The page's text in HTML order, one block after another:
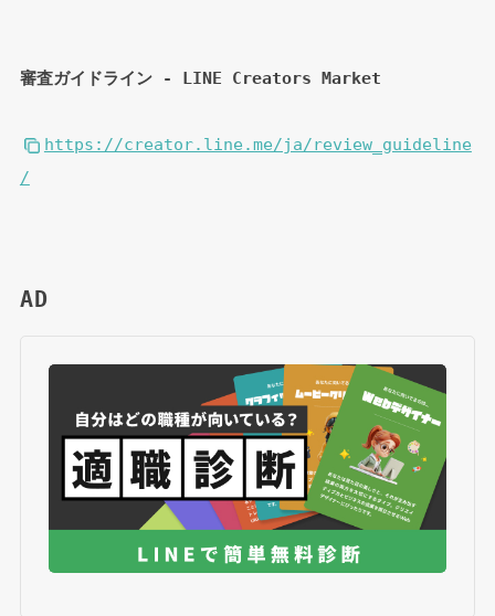
審査ガイドライン - LINE Creators Market
https://creator.line.me/ja/review_guideline
/
AD